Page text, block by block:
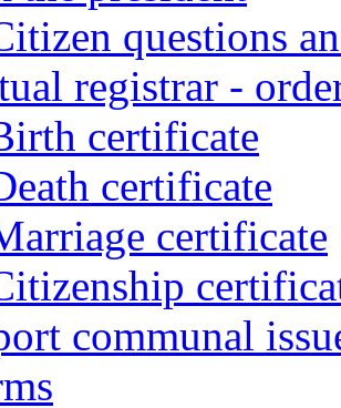
questions
registrar -
certificate
certificate
certificate
communal